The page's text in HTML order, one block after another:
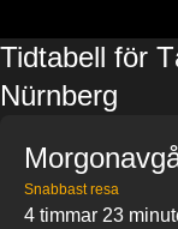
Tidtabell för
Nürnberg
Snabbast resa
4 timmar 23